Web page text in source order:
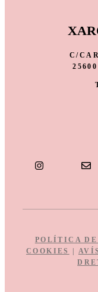
C/
POLÍTICA
COOKIES